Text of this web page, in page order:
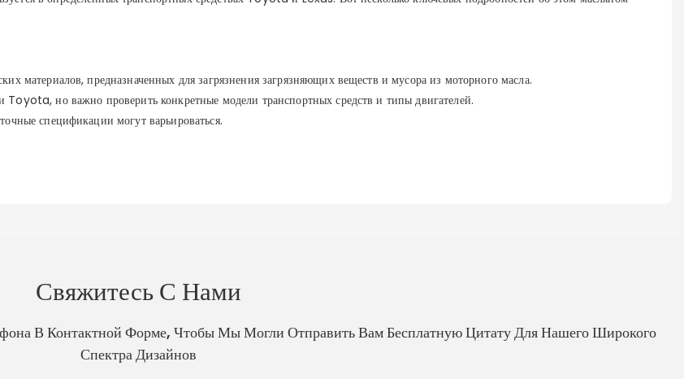
предназначенных для загрязнения загрязняющих веществ и мусора из моторного масла.
но важно проверить конкретные модели транспортных средств и типы двигателей.
спецификации могут варьироваться.
Свяжитесь С Нами
В Контактной Форме, Чтобы Мы Могли Отправить Вам Бесплатную Цитату Для Нашего Широкого
Спектра Дизайнов